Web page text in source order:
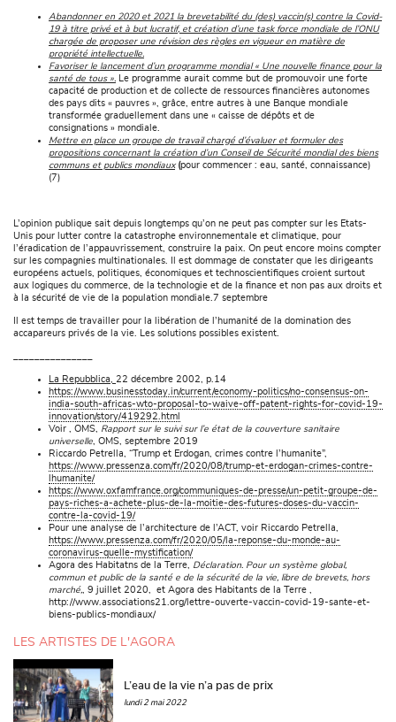
Abandonner en 2020 et 2021 la brevetabilité du (des) vaccin(s) contre la Covid-
19 à titre privé et à but lucratif, et création d’une task force mondiale de l’ONU
chargée de proposer une révision des règles en vigueur en matière de
propriété intellectuelle.
Favoriser le lancement d’un programme mondial « Une nouvelle finance pour la
santé de tous ». Le programme aurait comme but de promouvoir une forte
capacité de production et de collecte de ressources financières autonomes
des pays dits « pauvres », grâce, entre autres à une Banque mondiale
transformée graduellement dans une « caisse de dépôts et de
consignations » mondiale.
Mettre en place un groupe de travail chargé d’évaluer et formuler des
propositions concernant la création d’un Conseil de Sécurité mondial des biens
communs et publics mondiaux(pour commencer : eau, santé, connaissance)
(7)
L’opinion publique sait depuis longtemps qu’on ne peut pas compter sur les Etats-
Unis pour lutter contre la catastrophe environnementale et climatique, pour
l’éradication de l’appauvrissement, construire la paix. On peut encore moins compter
sur les compagnies multinationales. Il est dommage de constater que les dirigeants
européens actuels, politiques, économiques et technoscientifiques croient surtout
aux logiques du commerce, de la technologie et de la finance et non pas aux droits et
à la sécurité de vie de la population mondiale.7 septembre
Il est temps de travailler pour la libération de l’humanité de la domination des
accapareurs privés de la vie. Les solutions possibles existent.
La Repubblica, 22 décembre 2002, p.14
https://www.businesstoday.in/current/economy-politics/no-consensus-on-
india-south-africas-wto-proposal-to-waive-off-patent-rights-for-covid-19-
innovation/story/419292.html
Voir , OMS, Rapport sur le suivi sur l’e état de la couverture sanitaire
universelle, OMS, septembre 2019
Riccardo Petrella, “Trump et Erdogan, crimes contre l’humanite”,
https://www.pressenza.com/fr/2020/08/trump-et-erdogan-crimes-contre-
lhumanite/
https://www.oxfamfrance.org/communiques-de-presse/un-petit-groupe-de-
pays-riches-a-achete-plus-de-la-moitie-des-futures-doses-du-vaccin-
contre-la-covid-19/
Pour une analyse de l’architecture de l’ACT, voir Riccardo Petrella,
https://www.pressenza.com/fr/2020/05/la-reponse-du-monde-au-
coronavirus-quelle-mystification/
Agora des Habitatns de la Terre, Déclaration. Pour un système global,
commun et public de la santé e de la sécurité de la vie, libre de brevets, hors
marché,, 9 juillet 2020, et Agora des Habitants de la Terre ,
http://www.associations21.org/lettre-ouverte-vaccin-covid-19-sante-et-
biens-publics-mondiaux/
LES ARTISTES DE L'AGORA
L’eau de la vie n’a pas de prix
lundi 2 mai 2022